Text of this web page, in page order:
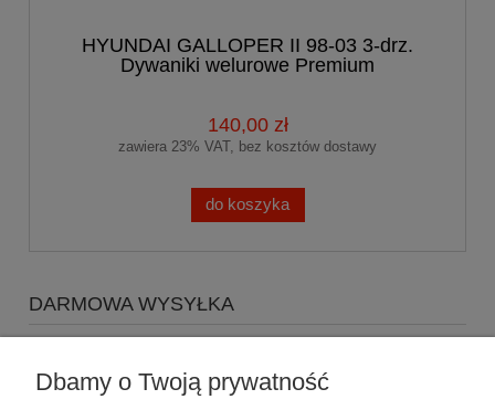
HYUNDAI GALLOPER II 98-03 3-drz.
Dywaniki welurowe Premium
140,00 zł
zawiera 23% VAT, bez kosztów dostawy
do koszyka
DARMOWA WYSYŁKA
wysyłki Gratis
Dbamy o Twoją prywatność